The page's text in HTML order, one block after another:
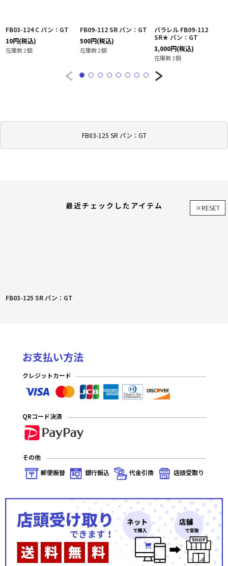
FB03-125 SR パン：GT
FB03-124 C パン：GT
10円(税込)
在庫数 2個
FB09-112 SR パン：GT
500円(税込)
在庫数 2個
パラレル FB09-112
SR★ パン：GT
3,000円(税込)
在庫数 1個
最近チェックしたアイテム ×RESET
FB03-125 SR パン：GT
お支払い方法
クレジットカード
QRコード決済
その他
郵便振替
銀行振込 代金引換 店頭受取り